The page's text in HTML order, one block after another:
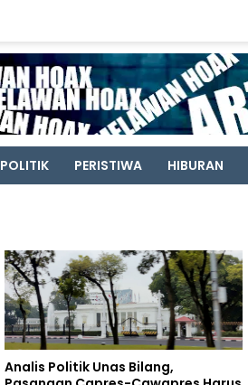
PERISTIWA HIBURAN
Analis Politik Unas Bilang,